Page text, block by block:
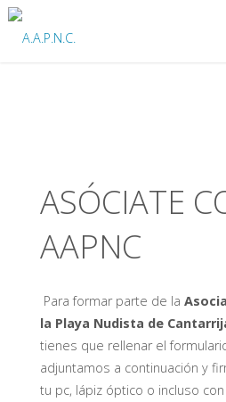
Saltar
ASÓCIATE
AAPNC
Para formar parte de la
la Playa Nudista de
tienes que rellenar el
adjuntamos a continuación y
tu pc, lápiz óptico o incluso